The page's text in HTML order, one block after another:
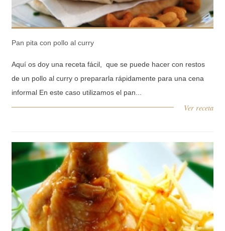
Pan pita con pollo al curry
Aquí os doy una receta fácil, que se puede hacer con restos
de un pollo al curry o prepararla rápidamente para una cena
informal En este caso utilizamos el pan...
Ver receta